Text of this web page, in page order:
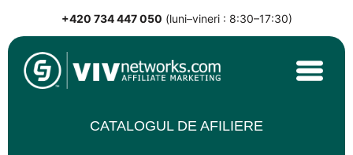
to
content
+420 734 447 050 (luni–vineri : 8:30–17:30)
VIVnetworks.com
Nejvýkonnější affiliate síť v CEE
CATALOGUL DE AFILIERE